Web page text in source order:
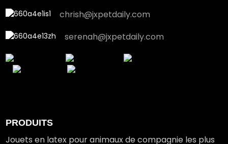
chrish@jxpetdaily.com
serenah@jxpetdaily.com
PRODUITS
Jouets en latex pour animaux de compagnie les plus